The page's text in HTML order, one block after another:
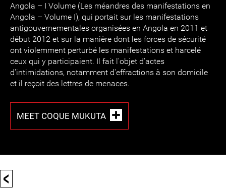
Angola – I Volume (Les méandres des manifestations en
Angola – Volume I), qui portait sur les manifestations
antigouvernementales organisées en Angola en 2011 et
début 2012 et sur la manière dont les forces de sécurité
ont violemment perturbé les manifestations et harcelé
ceux qui y participaient. Il fait l'objet d'actes
d'intimidations, notamment d'effractions à son domicile
et il reçoit des lettres de menaces.
MEET COQUE MUKUTA
<